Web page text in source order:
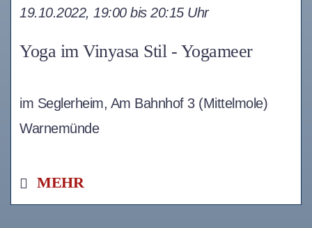
Yoga im Vinyasa Stil - Yogameer
19.10.2022, 19:00 bis 20:15 Uhr
im Seglerheim, Am Bahnhof 3 (Mittelmole)
Warnemünde
MEHR